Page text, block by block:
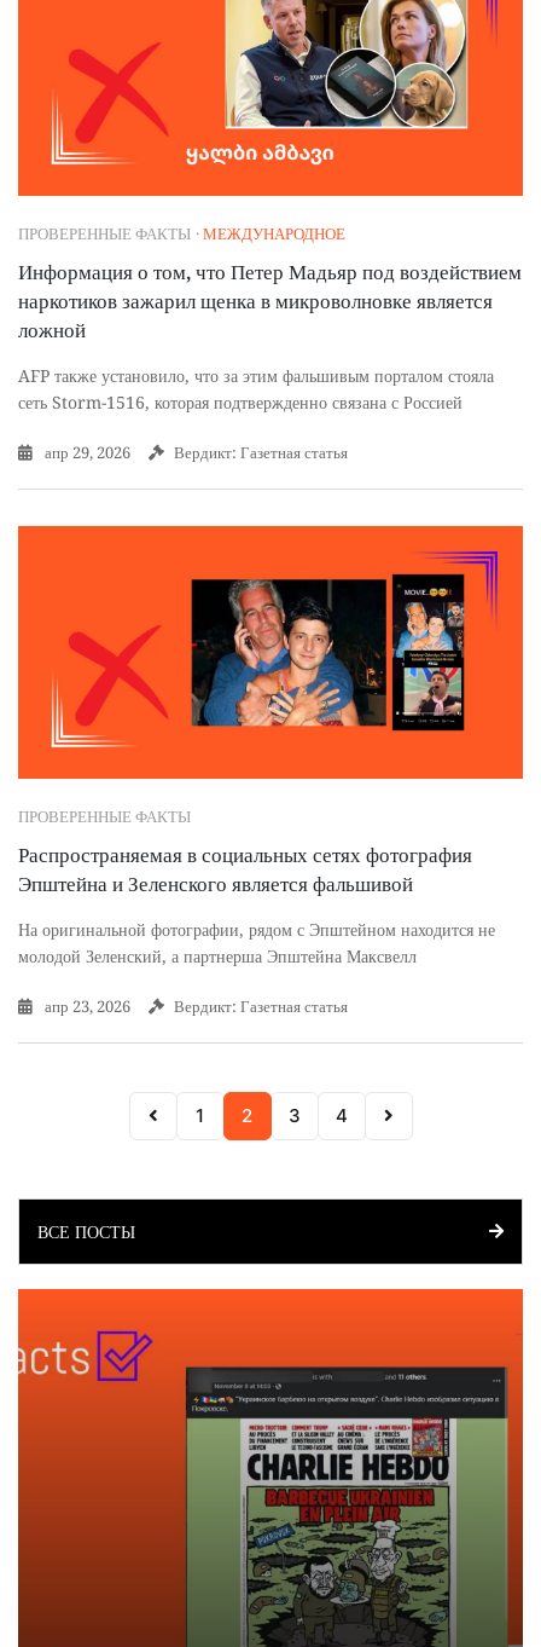
ПРОВЕРЕННЫЕ ФАКТЫ ·МЕЖДУНАРОДНОЕ
Информация о том, что Петер Мадьяр под воздействием
наркотиков зажарил щенка в микроволновке является
ложной
AFP также установило, что за этим фальшивым порталом стояла
сеть Storm-1516, которая подтвержденно связана с Россией
апр 29, 2026 Вердикт: Газетная статья
ПРОВЕРЕННЫЕ ФАКТЫ
Распространяемая в социальных сетях фотография
Эпштейна и Зеленского является фальшивой
На оригинальной фотографии, рядом с Эпштейном находится не
молодой Зеленский, а партнерша Эпштейна Максвелл
апр 23, 2026 Вердикт: Газетная статья
1 2 3 4
ВСЕ ПОСТЫ